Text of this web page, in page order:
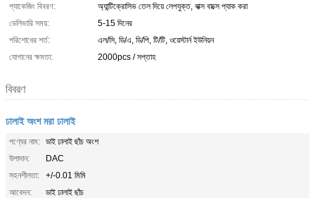
প্যাকেজিং বিবরণ:
অ্যান্টিক্রোসিভ তেল দিয়ে লেপযুক্ত, বাক্স বাক্সে প্যাক করা
ডেলিভারি সময়:
5-15 দিনের
পরিশোধের শর্ত:
এল/সি, ডি/এ, ডি/পি, টি/টি, ওয়েস্টার্ন ইউনিয়ন
যোগানের ক্ষমতা:
2000pcs / সপ্তাহ
বিবরণ
ঢালাই অংশ মরা ঢালাই
পণ্যের নাম: ডাই ঢালাই ছাঁচ অংশ
উপাদান:
DAC
সহনশীলতা:
+/-0.01 মিমি
আবেদন:
ডাই ঢালাই ছাঁচ